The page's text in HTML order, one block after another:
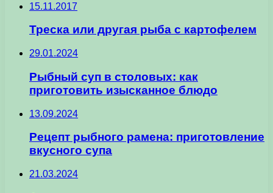
15.11.2017
Треска или другая рыба с картофелем
29.01.2024
Рыбный суп в столовых: как
приготовить изысканное блюдо
13.09.2024
Рецепт рыбного рамена: приготовление
вкусного супа
21.03.2024